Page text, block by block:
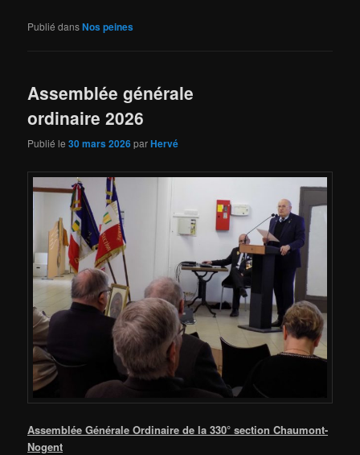
Publié dansNos peines
Assemblée générale
ordinaire 2026
Publié le30 mars 2026parHervé
Assemblée Générale Ordinaire de la 330° section Chaumont-
Nogent